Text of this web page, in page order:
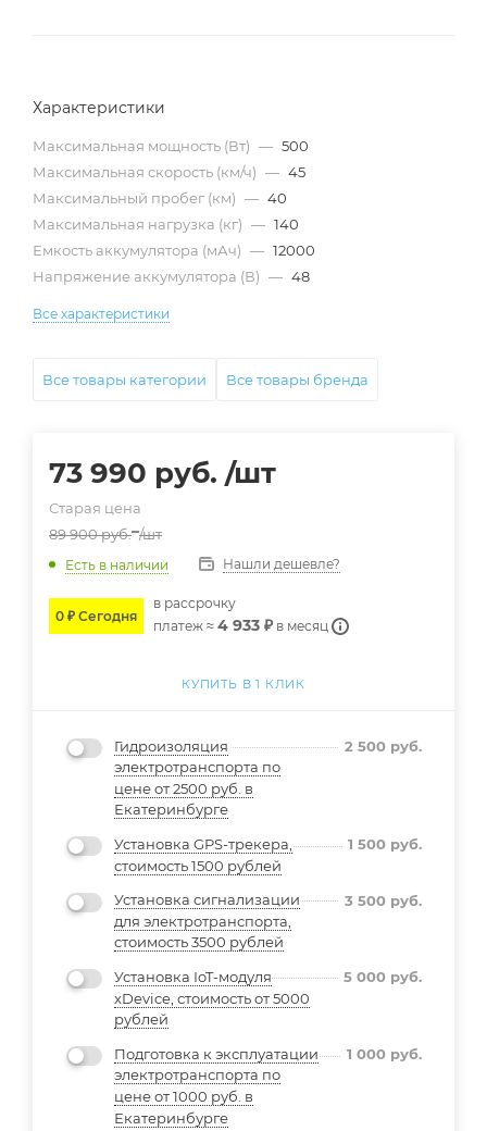
Характеристики
Максимальная мощность (Вт) — 500
Максимальная скорость (км/ч) — 45
Максимальный пробег (км) — 40
Максимальная нагрузка (кг) — 140
Емкость аккумулятора (мАч) — 12000
Напряжение аккумулятора (В) — 48
Все характеристики
Все товары категории Все товары бренда
73 990 руб. /шт
Старая цена
89 900руб. /шт
Есть в наличии Нашли дешевле?
0 ₽ Сегодня
в расcрочку
платеж ≈ 4 933 ₽ в месяц
КУПИТЬ В 1 КЛИК
Гидроизоляция
электротранспорта по
цене от 2500 руб. в
Екатеринбурге
2 500 руб.
Установка GPS-трекера,
стоимость 1500 рублей
1 500 руб.
Установка сигнализации
для электротранспорта,
стоимость 3500 рублей
3 500 руб.
Установка IoT-модуля
xDevice, стоимость от 5000
рублей
5 000 руб.
Подготовка к эксплуатации
электротранспорта по
цене от 1000 руб. в
Екатеринбурге
1 000 руб.